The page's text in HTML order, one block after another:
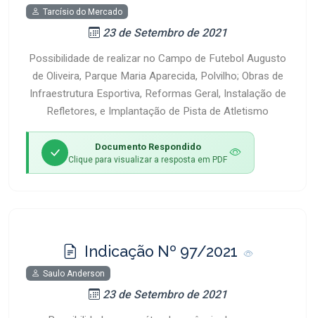
Tarcísio do Mercado
23 de Setembro de 2021
Possibilidade de realizar no Campo de Futebol Augusto
de Oliveira, Parque Maria Aparecida, Polvilho; Obras de
Infraestrutura Esportiva, Reformas Geral, Instalação de
Refletores, e Implantação de Pista de Atletismo
Documento Respondido
Clique para visualizar a resposta em PDF
Indicação Nº 97/2021
Saulo Anderson
23 de Setembro de 2021